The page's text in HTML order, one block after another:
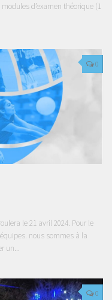
d’examen théorique (1
0
le 21 avril 2024. Pour le
nous sommes à la
un...
0